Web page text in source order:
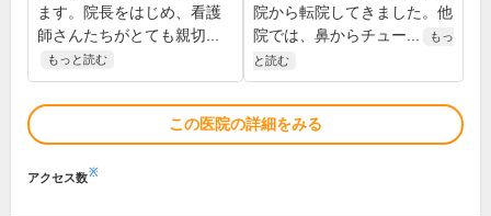
ます。院長をはじめ、看護
師さんたちがとても親切...
もっと読む
院から転院してきました。他
院では、鼻からチュー...
もっ
と読む
この医院の詳細をみる
アクセス数※